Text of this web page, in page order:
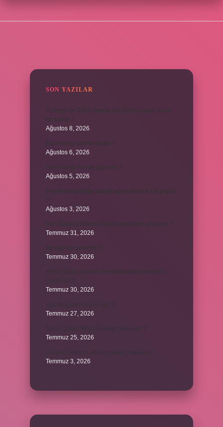
SON YAZILAR
Turkcell’de 2025 yılında hat üstüne alma ücreti
ne kadar ?
Ağustos 8, 2026
Burs hangi tarihte kesilir ?
Ağustos 6, 2026
Avcı böreği fırında pişer mi ?
Ağustos 5, 2026
6 aylık bir bebeğe balkabağı çorbası nasıl yapılır
?
Ağustos 3, 2026
Sen Ağlama İstanbul’daki şarkıyı kim söylüyor ?
Temmuz 31, 2026
Itır yaprağı yenir mi ?
Temmuz 30, 2026
40 bin İhlâs okurken her defasında besmele
Temmuz 30, 2026
Aşk duygusu neden var ?
Temmuz 27, 2026
Tanju Çolak 39 golü hangi sene attı ?
Temmuz 25, 2026
Ankara Giresun arası uçak kaç dakika ?
Temmuz 3, 2026